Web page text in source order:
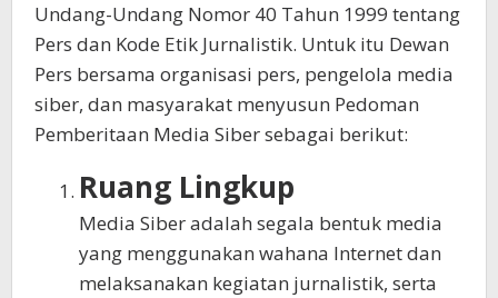
Undang-Undang Nomor 40 Tahun 1999 tentang
Pers dan Kode Etik Jurnalistik. Untuk itu Dewan
Pers bersama organisasi pers, pengelola media
siber, dan masyarakat menyusun Pedoman
Pemberitaan Media Siber sebagai berikut:
Ruang Lingkup
Media Siber adalah segala bentuk media
yang menggunakan wahana Internet dan
melaksanakan kegiatan jurnalistik, serta